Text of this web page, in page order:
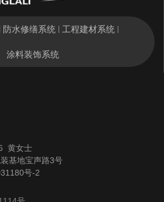
防水修缮系统 工程建材系统
涂料装饰系统
黄女士
基地宝声路3号
号-2